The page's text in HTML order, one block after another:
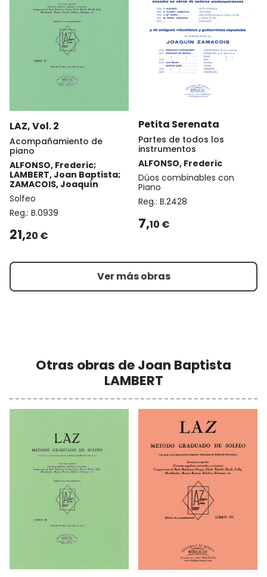
LAZ, Vol. 2
Acompañamiento de
piano
ALFONSO, Frederic;
LAMBERT, Joan Baptista;
ZAMACOIS, Joaquín
Solfeo
Reg.: B.0939
21,20 €
Petita Serenata
Partes de todos los
instrumentos
ALFONSO, Frederic
Dúos combinables con
Piano
Reg.: B.2428
7,10 €
Ver más obras
Otras obras de Joan Baptista
LAMBERT